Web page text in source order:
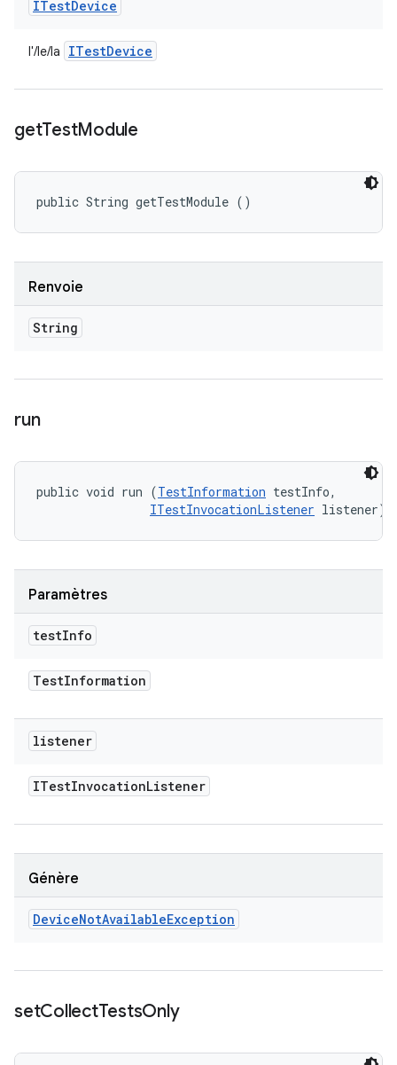
ITestDevice
l'/le/la ITestDevice
getTestModule
public String getTestModule ()
Renvoie
String
run
public void run (TestInformation testInfo,
ITestInvocationListener listener)
Paramètres
testInfo
TestInformation
listener
ITestInvocationListener
Génère
DeviceNotAvailableException
setCollectTestsOnly